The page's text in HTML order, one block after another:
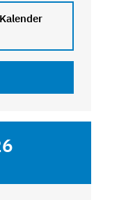
Kalender